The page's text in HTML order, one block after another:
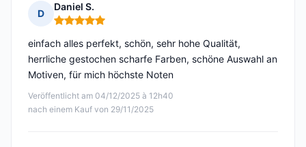
D
Daniel S.
Hinweis: 5 von 5
Veröffentlicht am 04/12/2025 à 12h40
nach einem Kauf von 29/11/2025
einfach alles perfekt, schön, sehr hohe Qualität,
herrliche gestochen scharfe Farben, schöne Auswahl an
Motiven, für mich höchste Noten